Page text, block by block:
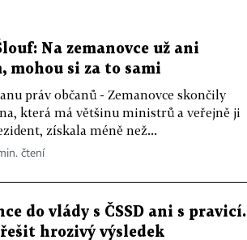
Na zemanovce už ani
mohou si za to sami
práv občanů - Zemanovce skončily
která má většinu ministrů a veřejně ji
získala méně než...
čtení
do vlády s ČSSD ani s pravicí.
řešit hrozivý výsledek